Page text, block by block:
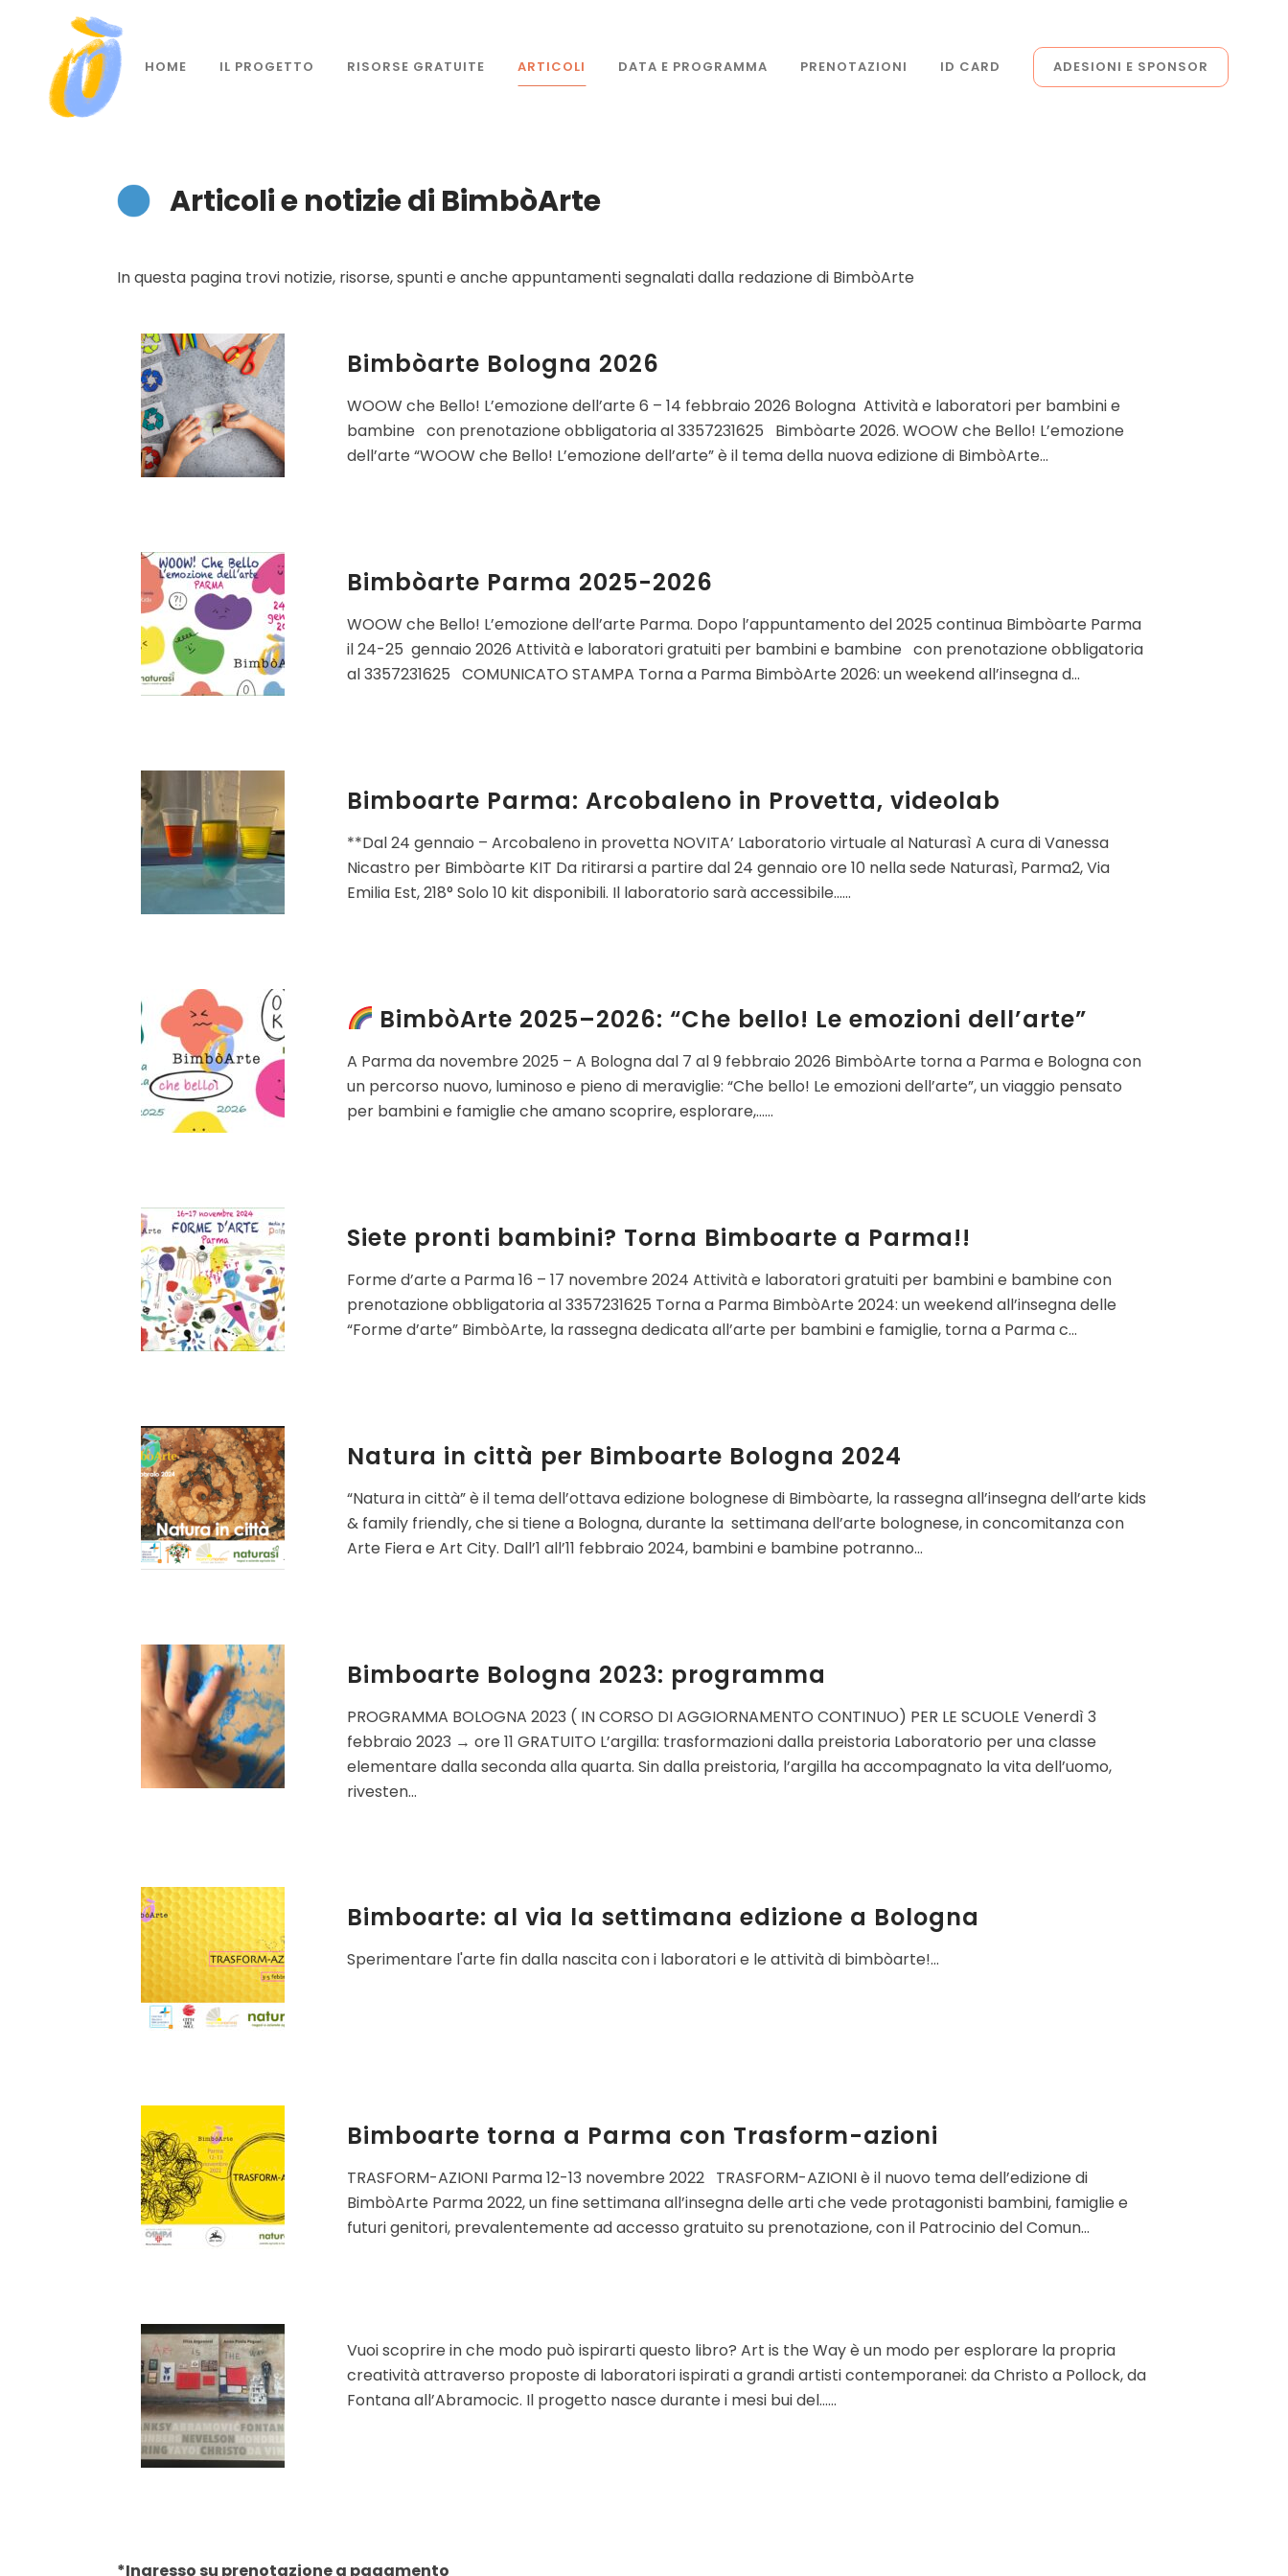
HOME IL PROGETTO RISORSE GRATUITE ARTICOLI DATA E PROGRAMMA PRENOTAZIONI ID CARD ADESIONI E SPONSOR
Articoli e notizie di BimbòArte
In questa pagina trovi notizie, risorse, spunti e anche appuntamenti segnalati dalla redazione di BimbòArte
Bimbòarte Bologna 2026
WOOW che Bello! L’emozione dell’arte 6 – 14 febbraio 2026 Bologna Attività e laboratori per bambini e
bambine con prenotazione obbligatoria al 3357231625 Bimbòarte 2026. WOOW che Bello! L’emozione
dell’arte “WOOW che Bello! L’emozione dell’arte” è il tema della nuova edizione di BimbòArte...
Bimbòarte Parma 2025-2026
WOOW che Bello! L’emozione dell’arte Parma. Dopo l’appuntamento del 2025 continua Bimbòarte Parma
il 24-25 gennaio 2026 Attività e laboratori gratuiti per bambini e bambine con prenotazione obbligatoria
al 3357231625 COMUNICATO STAMPA Torna a Parma BimbòArte 2026: un weekend all’insegna d...
Bimboarte Parma: Arcobaleno in Provetta, videolab
**Dal 24 gennaio – Arcobaleno in provetta NOVITA’ Laboratorio virtuale al Naturasì A cura di Vanessa
Nicastro per Bimbòarte KIT Da ritirarsi a partire dal 24 gennaio ore 10 nella sede Naturasì, Parma2, Via
Emilia Est, 218° Solo 10 kit disponibili. Il laboratorio sarà accessibile......
BimbòArte 2025–2026: “Che bello! Le emozioni dell’arte”
A Parma da novembre 2025 – A Bologna dal 7 al 9 febbraio 2026 BimbòArte torna a Parma e Bologna con
un percorso nuovo, luminoso e pieno di meraviglie: “Che bello! Le emozioni dell’arte”, un viaggio pensato
per bambini e famiglie che amano scoprire, esplorare,......
Siete pronti bambini? Torna Bimboarte a Parma!!
Forme d’arte a Parma 16 – 17 novembre 2024 Attività e laboratori gratuiti per bambini e bambine con
prenotazione obbligatoria al 3357231625 Torna a Parma BimbòArte 2024: un weekend all’insegna delle
“Forme d’arte” BimbòArte, la rassegna dedicata all’arte per bambini e famiglie, torna a Parma c...
Natura in città per Bimboarte Bologna 2024
“Natura in città” è il tema dell’ottava edizione bolognese di Bimbòarte, la rassegna all’insegna dell’arte kids
& family friendly, che si tiene a Bologna, durante la settimana dell’arte bolognese, in concomitanza con
Arte Fiera e Art City. Dall’1 all’11 febbraio 2024, bambini e bambine potranno...
Bimboarte Bologna 2023: programma
PROGRAMMA BOLOGNA 2023 ( IN CORSO DI AGGIORNAMENTO CONTINUO) PER LE SCUOLE Venerdì 3
febbraio 2023 → ore 11 GRATUITO L’argilla: trasformazioni dalla preistoria Laboratorio per una classe
elementare dalla seconda alla quarta. Sin dalla preistoria, l’argilla ha accompagnato la vita dell’uomo,
rivesten...
Bimboarte: al via la settimana edizione a Bologna
Sperimentare l'arte fin dalla nascita con i laboratori e le attività di bimbòarte!...
Bimboarte torna a Parma con Trasform-azioni
TRASFORM-AZIONI Parma 12-13 novembre 2022 TRASFORM-AZIONI è il nuovo tema dell’edizione di
BimbòArte Parma 2022, un fine settimana all’insegna delle arti che vede protagonisti bambini, famiglie e
futuri genitori, prevalentemente ad accesso gratuito su prenotazione, con il Patrocinio del Comun...
Vuoi scoprire in che modo può ispirarti questo libro? Art is the Way è un modo per esplorare la propria
creatività attraverso proposte di laboratori ispirati a grandi artisti contemporanei: da Christo a Pollock, da
Fontana all’Abramocic. Il progetto nasce durante i mesi bui del......
*Ingresso su prenotazione a pagamento